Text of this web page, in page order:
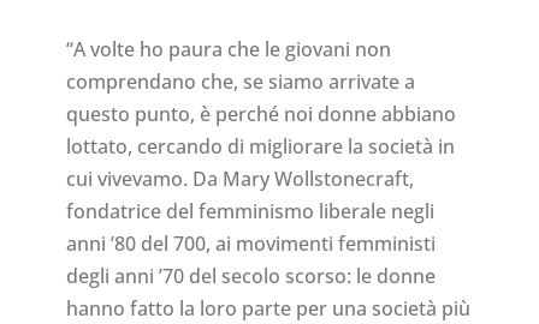
“A volte ho paura che le giovani non
comprendano che, se siamo arrivate a
questo punto, è perché noi donne abbiano
lottato, cercando di migliorare la società in
cui vivevamo. Da Mary Wollstonecraft,
fondatrice del femminismo liberale negli
anni ’80 del 700, ai movimenti femministi
degli anni ’70 del secolo scorso: le donne
hanno fatto la loro parte per una società più